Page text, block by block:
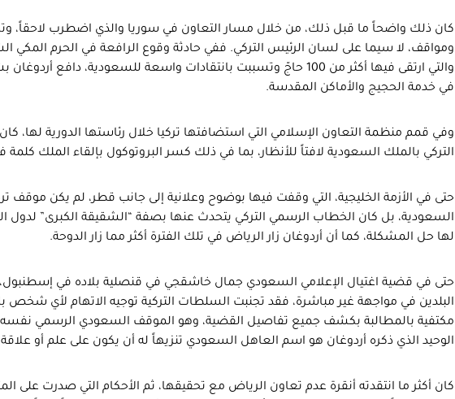
كان ذلك واضحاً ما قبل ذلك، من خلال مسار التعاون في سوريا والذي اضطرب لاحقاً،
والتي ارتقى فيها أكثر من 100 حاجّ وتسببت بانتقادات واسعة للسعودية، دافع
في خدمة الحجيج والأماكن المقدسة.
وفي قمم منظمة التعاون الإسلامي التي استضافتها تركيا خلال رئاستها الدورية لها،
التركي بالملك السعودية لافتاً للأنظار، بما في ذلك كسر البروتوكول بإلقاء الملك كلمة
حتى في الأزمة الخليجية، التي وقفت فيها بوضوح وعلانية إلى جانب قطر، لم يكن موقف
السعودية، بل كان الخطاب الرسمي التركي يتحدث عنها بصفة “الشقيقة الكبرى” لدول
لها حل المشكلة، كما أن أردوغان زار الرياض في تلك الفترة أكثر مما زار الدوحة.
حتى في قضية اغتيال الإعلامي السعودي جمال خاشقجي في قنصلية بلاده في
البلدين في مواجهة غير مباشرة، فقد تجنبت السلطات التركية توجيه الاتهام لأي شخص
مكتفية بالمطالبة بكشف جميع تفاصيل القضية، وهو الموقف السعودي الرسمي نفسه.
الوحيد الذي ذكره أردوغان هو اسم العاهل السعودي تنزيهاً له أن يكون على علم أو علاقة
كان أكثر ما انتقدته أنقرة عدم تعاون الرياض مع تحقيقها، ثم الأحكام التي صدرت على